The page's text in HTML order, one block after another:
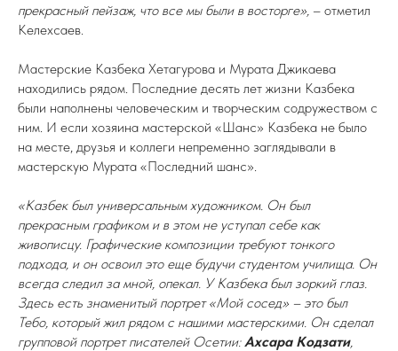
прекрасный пейзаж, что все мы были в восторге», – отметил
Келехсаев.
Мастерские Казбека Хетагурова и Мурата Джикаева
находились рядом. Последние десять лет жизни Казбека
были наполнены человеческим и творческим содружеством с
ним. И если хозяина мастерской «Шанс» Казбека не было
на месте, друзья и коллеги непременно заглядывали в
мастерскую Мурата «Последний шанс».
«Казбек был универсальным художником. Он был
прекрасным графиком и в этом не уступал себе как
живописцу. Графические композиции требуют тонкого
подхода, и он освоил это еще будучи студентом училища. Он
всегда следил за мной, опекал. У Казбека был зоркий глаз.
Здесь есть знаменитый портрет «Мой сосед» – это был
Тебо, который жил рядом с нашими мастерскими. Он сделал
групповой портрет писателей Осетии:Ахсара Кодзати,